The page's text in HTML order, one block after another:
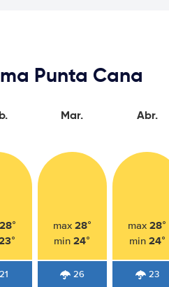
Punta Cana
28°
21
Mar.
max 28°
min24°
26
Abr.
max28°
min 24°
23